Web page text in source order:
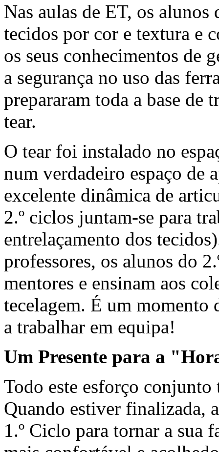
Nas aulas de ET, os
tecidos por cor e textura e
os seus conhecimentos de
a segurança no uso das
prepararam toda a base de
tear.
O tear foi instalado no
num verdadeiro espaço de
excelente dinâmica de
2.º ciclos juntam-se para
entrelaçamento dos
professores, os alunos do
mentores e ensinam aos
tecelagem. É um momento
a trabalhar em equipa!
Um Presente para a
Todo este esforço
Quando estiver finalizada,
1.º Ciclo para tornar a sua